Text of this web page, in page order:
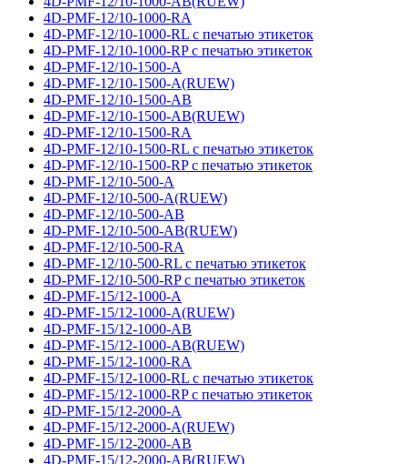
4D-PMF-12/10-1000-RA
4D-PMF-12/10-1000-RL с печатью этикеток
4D-PMF-12/10-1000-RP с печатью этикеток
4D-PMF-12/10-1500-A
4D-PMF-12/10-1500-A(RUEW)
4D-PMF-12/10-1500-AB
4D-PMF-12/10-1500-AB(RUEW)
4D-PMF-12/10-1500-RA
4D-PMF-12/10-1500-RL с печатью этикеток
4D-PMF-12/10-1500-RP с печатью этикеток
4D-PMF-12/10-500-A
4D-PMF-12/10-500-A(RUEW)
4D-PMF-12/10-500-AB
4D-PMF-12/10-500-AB(RUEW)
4D-PMF-12/10-500-RA
4D-PMF-12/10-500-RL с печатью этикеток
4D-PMF-12/10-500-RP с печатью этикеток
4D-PMF-15/12-1000-A
4D-PMF-15/12-1000-A(RUEW)
4D-PMF-15/12-1000-AB
4D-PMF-15/12-1000-AB(RUEW)
4D-PMF-15/12-1000-RA
4D-PMF-15/12-1000-RL с печатью этикеток
4D-PMF-15/12-1000-RP с печатью этикеток
4D-PMF-15/12-2000-A
4D-PMF-15/12-2000-A(RUEW)
4D-PMF-15/12-2000-AB
4D-PMF-15/12-2000-AB(RUEW)